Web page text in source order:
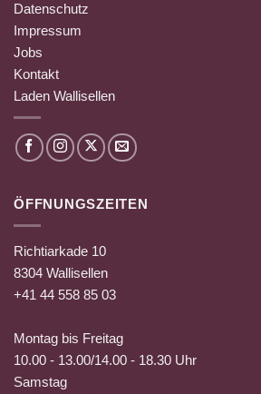
Datenschutz
Impressum
Jobs
Kontakt
Laden Wallisellen
ÖFFNUNGSZEITEN
Richtiarkade 10
8304 Wallisellen
+41 44 558 85 03
Montag bis Freitag
10.00 - 13.00/14.00 - 18.30 Uhr
Samstag